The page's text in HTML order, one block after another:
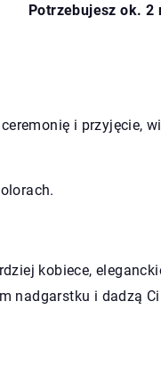
Potrzebujesz ok. 2
i przyjęcie,
kobiece,
nadgarstku i dadzą